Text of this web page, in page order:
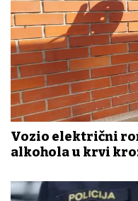
Vozio električni
alkohola u krvi